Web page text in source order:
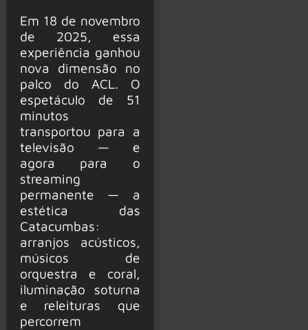
Em 18 de novembro
de 2025, essa
experiência ganhou
nova dimensão no
palco do ACL. O
espetáculo de 51
minutos
transportou para a
televisão — e
agora para o
streaming
permanente — a
estética das
Catacumbas:
arranjos acústicos,
músicos de
orquestra e coral,
iluminação soturna
e releituras que
percorrem